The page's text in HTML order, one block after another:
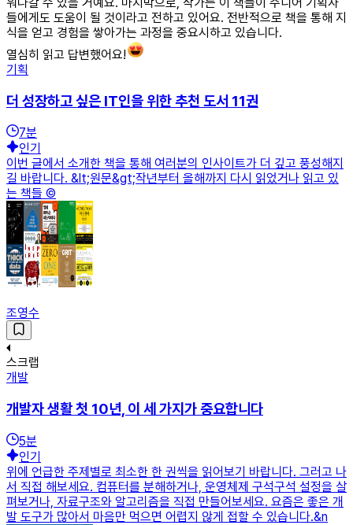
들에게도 도움이 될 것이라고 전하고 있어요. 전반적으로 책을 통해 지
식을 얻고 경험을 쌓아가는 과정을 중요시하고 있습니다.
열심히 읽고 답변했어요!
기획
더 성장하고 싶은 IT인을 위한 추천 도서 11권
7분
인기
이번 글에서 소개한 책을 통해 여러분의 인사이트가 더 깊고 풍성해지
길 바랍니다. &lt;원문&gt;작년부터 올해까지 다시 읽었거나 읽고 있
는 책들 ©️
조영수
스크랩
개발
개발자 생활 첫 10년, 이 세 가지가 중요합니다
5분
인기
위에 언급한 주제별로 최소한 한 권씩을 읽어보기 바랍니다. 그러고 나
서 직접 해보세요. 컴퓨터를 분해하거나, 운영체제 구석구석 설정을 살
펴보거나, 자료구조와 알고리즘을 직접 만들어보세요. 요즘은 좋은 개
발 도구가 많아서 마음만 먹으면 어렵지 않게 접할 수 있습니다.&n